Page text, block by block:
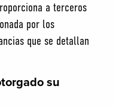
a terceros
por los
que se detallan
su